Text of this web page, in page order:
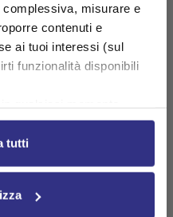
misurare e
contenuti e
ai tuoi interessi (sul
funzionalità disponibili
Ulteriori
Cookie Policy
tutti